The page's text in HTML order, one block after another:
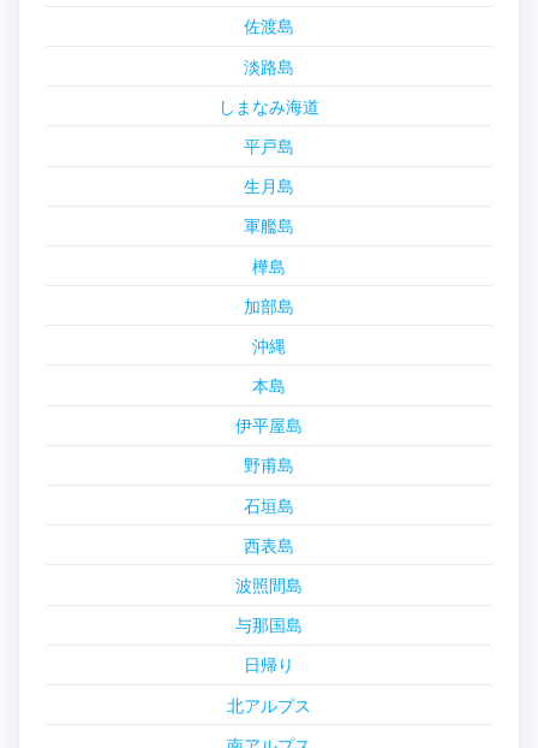
佐渡島
淡路島
しまなみ海道
平戸島
生月島
軍艦島
樺島
加部島
沖縄
本島
伊平屋島
野甫島
石垣島
西表島
波照間島
与那国島
日帰り
北アルプス